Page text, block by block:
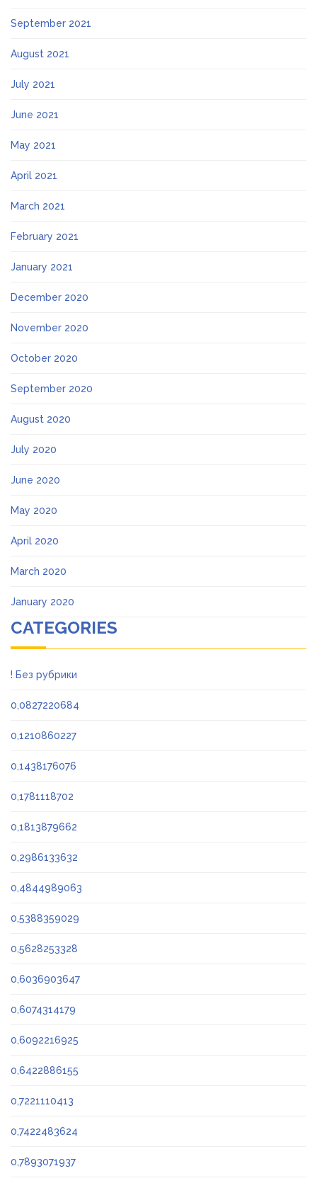
September 2021
August 2021
July 2021
June 2021
May 2021
April 2021
March 2021
February 2021
January 2021
December 2020
November 2020
October 2020
September 2020
August 2020
July 2020
June 2020
May 2020
April 2020
March 2020
January 2020
CATEGORIES
! Без рубрики
0,0827220684
0,1210860227
0,1438176076
0,1781118702
0,1813879662
0,2986133632
0,4844989063
0,5388359029
0,5628253328
0,6036903647
0,6074314179
0,6092216925
0,6422886155
0,7221110413
0,7422483624
0,7893071937